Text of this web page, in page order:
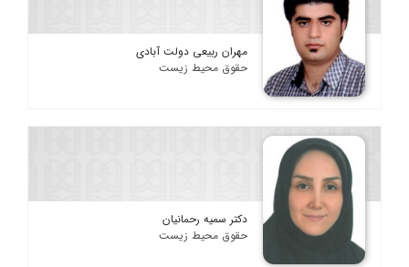
مهران ربیعی دولت آبادی
حقوق محیط زیست
دکتر سمیه رحمانیان
حقوق محیط زیست